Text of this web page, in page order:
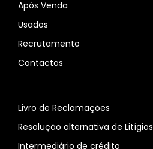
Após Venda
Usados
Recrutamento
Contactos
Livro de Reclamações
Resolução alternativa de Litígios
Intermediário de crédito